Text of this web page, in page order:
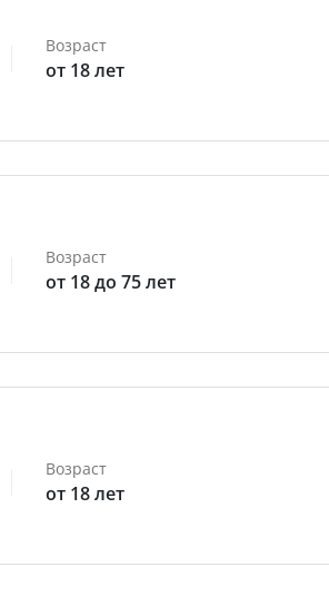
Возраст
от 18 лет
Возраст
от 18 до 75 лет
Возраст
от 18 лет